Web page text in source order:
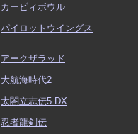
カービィボウル
パイロットウイングス
アークザラッド
大航海時代2
太閤立志伝5 DX
忍者龍剣伝